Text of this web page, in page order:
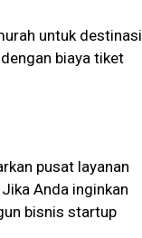
untuk destinasi
biaya tiket
pusat layanan
Anda inginkan
bisnis startup